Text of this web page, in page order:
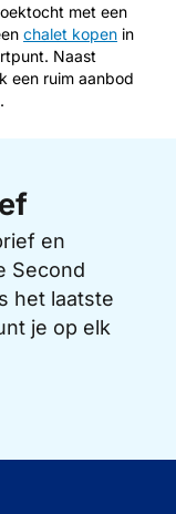
met een
chalet kopen in
Naast
een ruim aanbod
.
en
Second
het laatste
je op elk